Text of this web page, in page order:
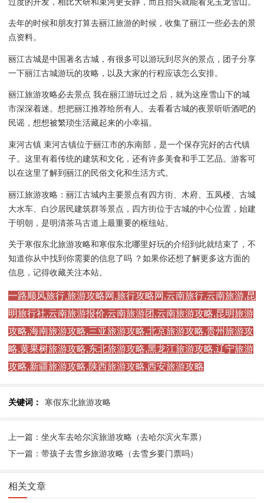
去年的时候和朋友打算去丽江旅游的时候，收集了丽江一些必去的景
点资料。
丽江古城是中国著名古城，有很多可以游玩到尽兴的景点，团子分享
一下丽江古城游玩的攻略，以及大家的行程应该怎么安排。
丽江旅游攻略必去景点 我在丽江游玩过之后，就为这座雪山下的城
市深深着迷。想把丽江推荐给所有人。去看看古城的夜景听听酒吧的
民谣，想想被繁琐生活藏起来的小幸福。
束河古镇 束河古镇位于丽江市的东南部，是一个保存完好的古代镇
子。这里有着传统的建筑和文化，还有许多美食和手工艺品。游客可
以在这里了解到丽江的民俗文化和生活方式。
丽江旅游攻略：丽江古城内主要景点有四方街、木府、五凤楼、古城
大水车、白沙居民建筑群等景点，四方街位于古城的中心位置，始建
于明朝，是明清茶马古道上最重要的枢纽站。
关于寒假东北旅游攻略和寒假东北哪里好玩的介绍到此就结束了，不
知道你从中找到你需要的信息了吗 ？如果你还想了解更多这方面的
信息，记得收藏关注本站。
一路顺风旅行,旅游攻略网,旅行攻略网,云南旅行,云南旅游,昆
明旅行社,云南旅游报价,云南旅游团,云南旅游攻略,昆明旅游
攻略,海南旅游攻略,三亚旅游攻略,北京旅游攻略,贵州旅游攻
略,黄果树旅游攻略,东北旅游攻略,黑龙江旅游攻略,辽宁旅游
攻略,新疆旅游攻略,陕西旅游攻略,西安旅游攻略
关键词： 寒假东北旅游攻略
上一篇：坐火车去哈尔滨旅游攻略（去哈尔滨火车票）
下一篇：带孩子去雪乡旅游攻略（去雪乡要门票吗）
相关文章